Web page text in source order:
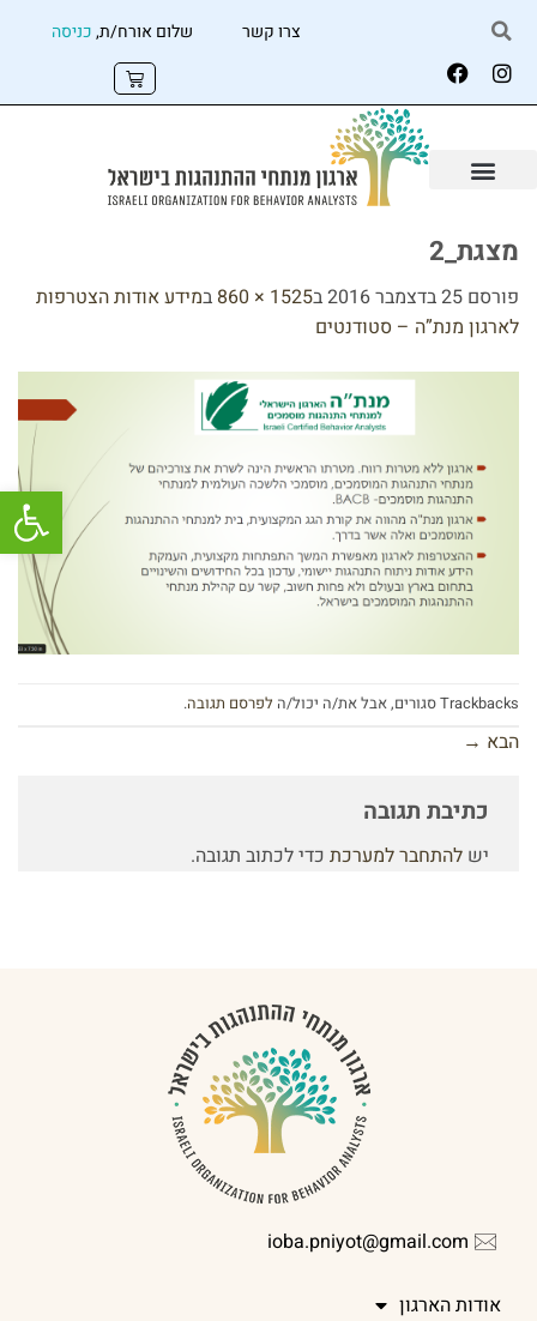
צרו קשר שלום אורח/ת,כניסה
מצגת_2
פורסם 25 בדצמבר 2016 ב1525 × 860 במידע אודות הצטרפות
לארגון מנת”ה – סטודנטים
Trackbacks סגורים, אבל את/ה יכול/ה לפרסם תגובה.
הבא →
כתיבת תגובה
יש להתחבר למערכת כדי לכתוב תגובה.
ioba.pniyot@gmail.com
אודות הארגון